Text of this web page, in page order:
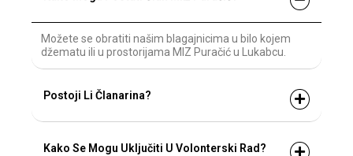
Možete se obratiti našim blagajnicima u bilo kojem
džematu ili u prostorijama MIZ Puračić u Lukabcu.
Postoji Li Članarina?
Kako Se Mogu Uključiti U Volonterski Rad?